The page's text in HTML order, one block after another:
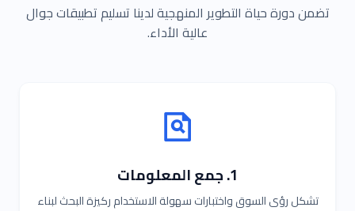
تضمن دورة حياة التطوير المنهجية لدينا تسليم تطبيقات جوال
عالية الأداء.
1. جمع المعلومات
تشكل رؤى السوق واختبارات سهولة الاستخدام ركيزة البحث لبناء